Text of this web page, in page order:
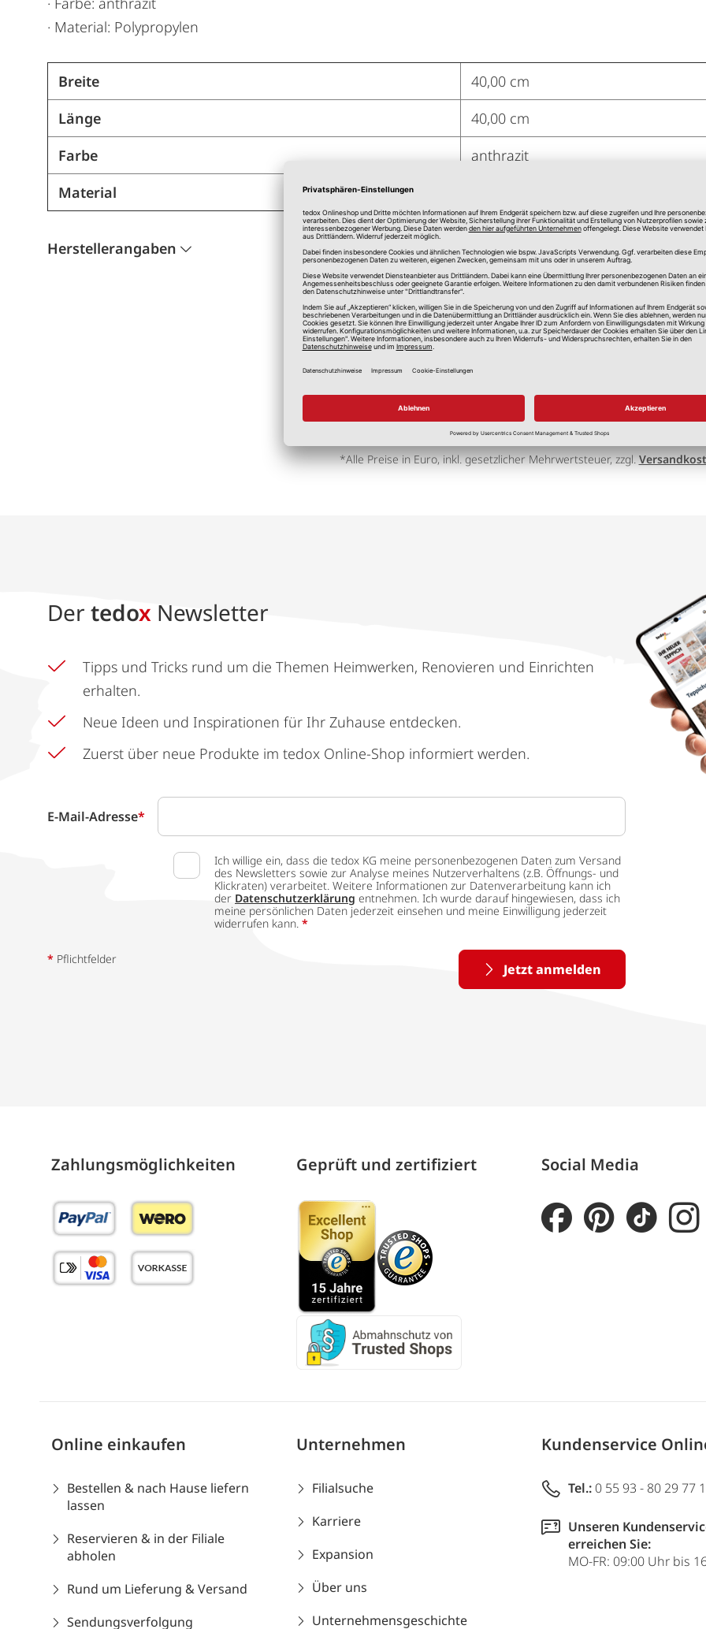
· Material: Polypropylen
Breite
40,00 cm
Länge
40,00 cm
Farbe
anthrazit
Material
Herstellerangaben
*Alle Preise in Euro, inkl. gesetzlicher Mehrwertsteuer, zzgl.
Der tedox Newsletter
Tipps und Tricks rund um die Themen Heimwerken, Renovieren und Einrichten
erhalten.
Neue Ideen und Inspirationen für Ihr Zuhause entdecken.
Zuerst über neue Produkte im tedox Online-Shop informiert werden.
E-Mail-Adresse*
Ich willige ein, dass die tedox KG meine personenbezogenen Daten zum Versand
des Newsletters sowie zur Analyse meines Nutzerverhaltens (z.B. Öffnungs- und
Klickraten) verarbeitet. Weitere Informationen zur Datenverarbeitung kann ich
der Datenschutzerklärung entnehmen. Ich wurde darauf hingewiesen, dass ich
meine persönlichen Daten jederzeit einsehen und meine Einwilligung jederzeit
widerrufen kann. *
Jetzt anmelden
* Pflichtfelder
Zahlungs­möglich­keiten Geprüft und zertifiziert Social Media
Online einkaufen
Bestellen & nach Hause liefern
lassen
Reservieren & in der Filiale
abholen
Rund um Lieferung & Versand
Sendungsverfolgung
Unternehmen
Filialsuche
Karriere
Expansion
Über uns
Unternehmensgeschichte
Kundenservice
Tel.: 0 55 93 - 80 29 77
Unseren
erreichen Sie:
MO-FR: 09:00 Uhr bis